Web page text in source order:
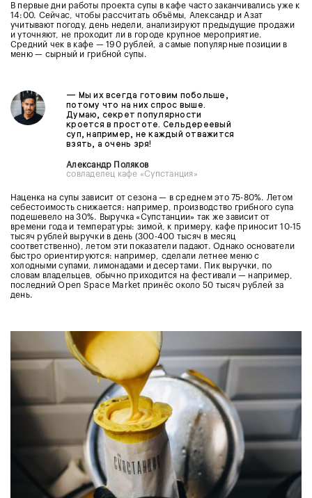
В первые дни работы проекта супы в кафе часто заканчивались уже к
14:00. Сейчас, чтобы рассчитать объёмы, Александр и Азат
учитывают погоду, день недели, анализируют предыдущие продажи
и уточняют, не проходит ли в городе крупное мероприятие.
Средний чек в кафе — 190 рублей, а самые популярные позиции в
меню — сырный и грибной супы.
— Мы их всегда готовим побольше,
потому что на них спрос выше.
Думаю, секрет популярности
кроется в простоте. Сельдереевый
суп, например, не каждый отважится
взять, а очень зря!
Александр Поляков
совладелец кафе «Супстанция»
Наценка на супы зависит от сезона — в среднем это 75-80%. Летом
себестоимость снижается: например, производство грибного супа
подешевело на 30%. Выручка «Супстанции» так же зависит от
времени года и температуры: зимой, к примеру, кафе приносит 10-15
тысяч рублей выручки в день (300-400 тысяч в месяц
соответственно), летом эти показатели падают. Однако основатели
быстро ориентируются: например, сделали летнее меню с
холодными супами, лимонадами и десертами. Пик выручки, по
словам владельцев, обычно приходится на фестивали — например,
последний Open Space Market принёс около 50 тысяч рублей за
день.